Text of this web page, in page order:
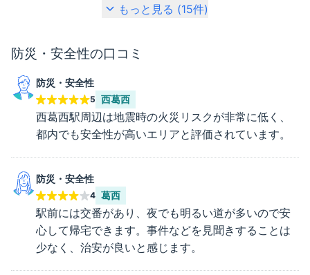
もっと見る (15件)
防災・安全性の口コミ
防災・安全性
5 西葛西
西葛西駅周辺は地震時の火災リスクが非常に低く、
都内でも安全性が高いエリアと評価されています。
防災・安全性
4 葛西
駅前には交番があり、夜でも明るい道が多いので安
心して帰宅できます。事件などを見聞きすることは
少なく、治安が良いと感じます。